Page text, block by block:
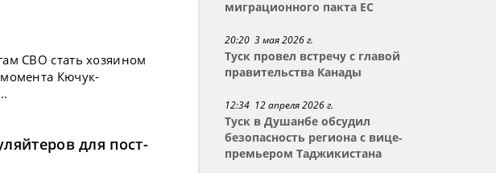
миграционного пакта ЕС
20:20 3 мая 2026 г.
Туск провел встречу с главой
правительства Канады
12:34 12 апреля 2026 г.
Туск в Душанбе обсудил
безопасность региона с вице-
премьером Таджикистана
СВО стать хозяином
Кючук-
для пост-